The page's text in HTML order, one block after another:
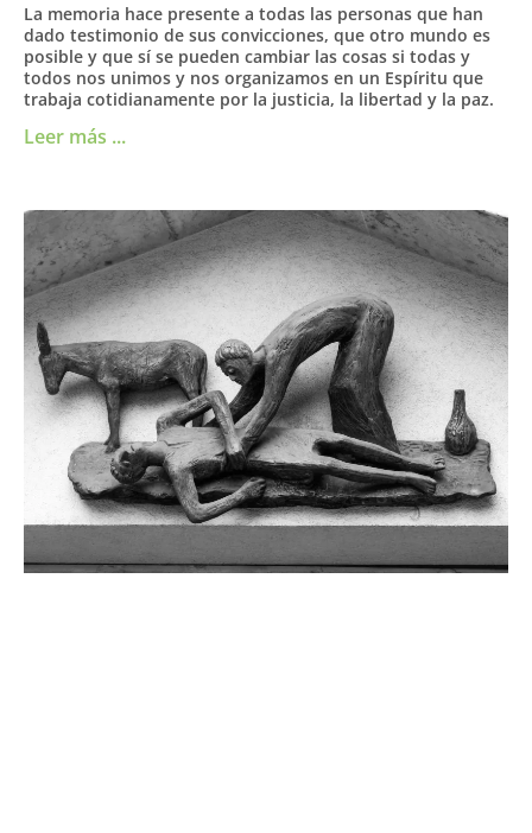
La memoria hace presente a todas las personas que han
dado testimonio de sus convicciones, que otro mundo es
posible y que sí se pueden cambiar las cosas si todas y
todos nos unimos y nos organizamos en un Espíritu que
trabaja cotidianamente por la justicia, la libertad y la paz.
Leer más ...